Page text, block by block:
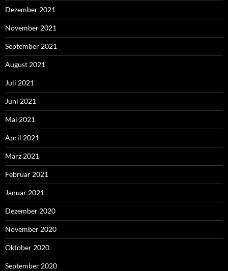
Dezember 2021
November 2021
September 2021
August 2021
Juli 2021
Juni 2021
Mai 2021
April 2021
März 2021
Februar 2021
Januar 2021
Dezember 2020
November 2020
Oktober 2020
September 2020